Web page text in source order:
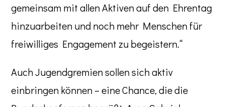
gemeinsam mit allen Aktiven auf den Ehrentag
hinzuarbeiten und noch mehr Menschen für
freiwilliges Engagement zu begeistern.“
Auch Jugendgremien sollen sich aktiv
einbringen können – eine Chance, die die